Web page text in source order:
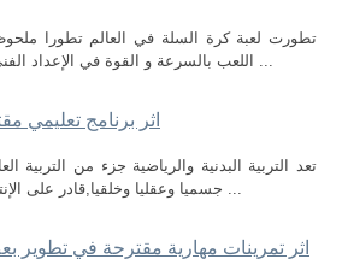
تطورت لعبة كرة السلة في العالم تطورا
اللعب بالسرعة و القوة في الإعداد الفني الدقيق ،ولعدم إتباع المدربين الأسس العلمية في تطوير المهارات الأساسية ...
اثر برنامج تعليمي
تعد التربية البدنية والرياضية جزء من
جسميا وعقليا وخلقيا,قادر على الإنتاج والقيام بواجباته نحو مجتمعه ووطنه,كما أن هناك مفهوم أخر للتربية البدنية ...